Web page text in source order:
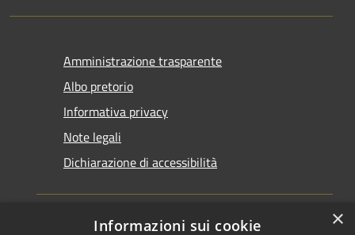
Amministrazione trasparente
Albo pretorio
Informativa privacy
Note legali
Dichiarazione di accessibilità
×
Informazioni sui cookie